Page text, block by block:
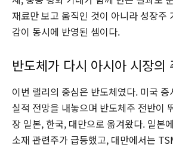
재료만 보고 움직인 것이 아니라 성장주
감이 동시에 반영된 셈이다.
반도체가 다시 아시아 시장의
이번 랠리의 중심은 반도체였다. 미국
실적 전망을 내놓으며 반도체주 전반이
장 일본, 한국, 대만으로 옮겨왔다. 일본
소재 관련주가 급등했고, 대만에서는